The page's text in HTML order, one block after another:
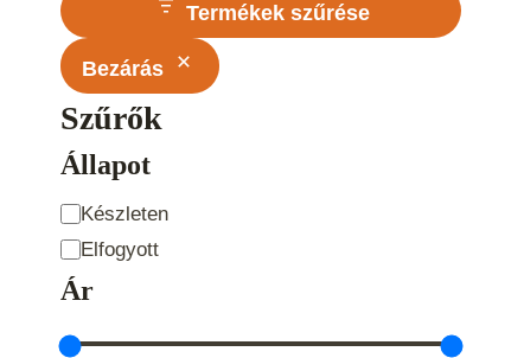
Termékek szűrése
Bezárás
Szűrők
Állapot
Állapot
Készleten
Elfogyott
Ár